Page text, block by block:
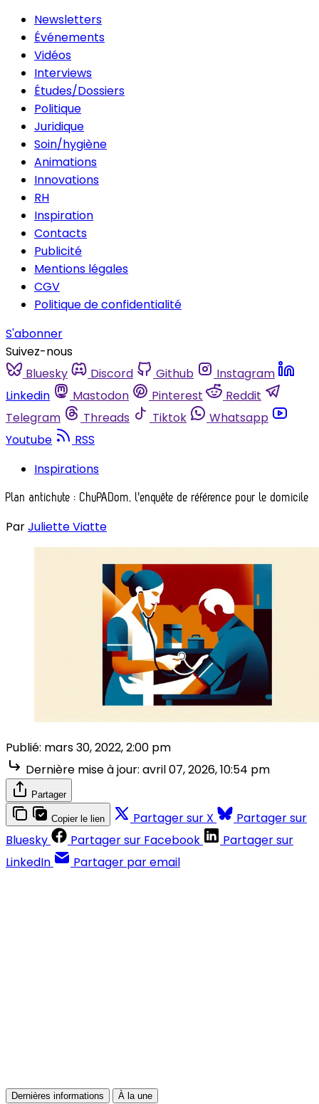
Newsletters
Événements
Vidéos
Interviews
Études/Dossiers
Politique
Juridique
Soin/hygiène
Animations
Innovations
RH
Inspiration
Contacts
Publicité
Mentions légales
CGV
Politique de confidentialité
S'abonner
Suivez-nous
Bluesky
Discord Github
Instagram
Linkedin
Mastodon Pinterest
Reddit
Telegram
Threads Tiktok
Whatsapp
Youtube
RSS
Inspirations
Plan antichute : ChuPADom, l'enquête de référence pour le domicile
ParJuliette Viatte
Publié: mars 30, 2022, 2:00 pm
Dernière mise à jour: avril 07, 2026, 10:54 pm
Partager
Copier le lien Partager sur X
Partager sur
Bluesky
Partager sur Facebook
Partager sur
LinkedIn
Partager par email
Dernières informations À la une